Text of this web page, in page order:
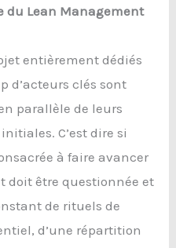
du Lean Management
entièrement dédiés
d’acteurs clés sont
parallèle de leurs
C’est dire si
à faire avancer
doit être questionnée et
de rituels de
d’une répartition